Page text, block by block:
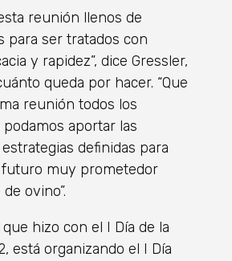
reunión llenos de
para ser tratados con
y rapidez”, dice Gressler,
queda por hacer. “Que
reunión todos los
aportar las
definidas para
muy prometedor
ovino”.
hizo con el I Día de la
está organizando el I Día